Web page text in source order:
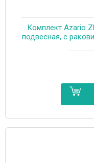
Комплект Azario
подвесная, с